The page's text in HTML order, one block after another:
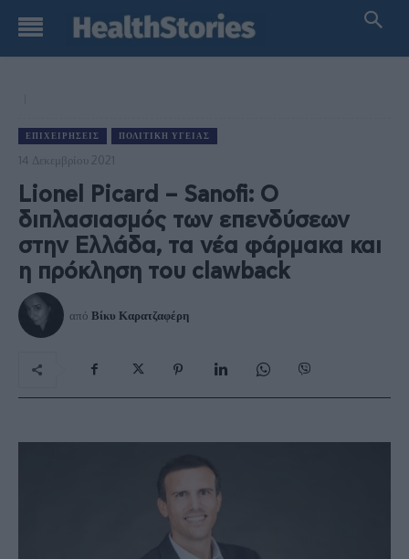
ΕΠΙΧΕΙΡΉΣΕΙΣ ΠΟΛΙΤΙΚΉ ΥΓΕΊΑΣ
14 Δεκεμβρίου 2021
Lionel Picard – Sanofi: Ο
διπλασιασμός των επενδύσεων
στην Ελλάδα, τα νέα φάρμακα και
η πρόκληση του clawback
από Βίκυ Καρατζαφέρη